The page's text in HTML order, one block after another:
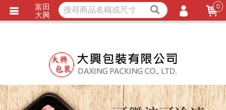
立即詢價 LINE詢問
富田
大興
0
會員註冊
忘記密碼
訂單查詢
獨家商品 耐熱內襯